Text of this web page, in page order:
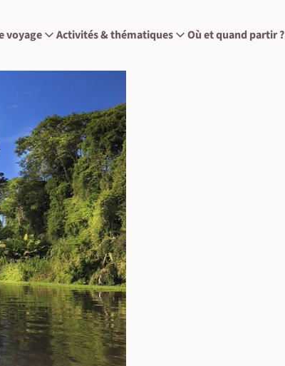
voyage Activités & thématiques Où et quand partir ?